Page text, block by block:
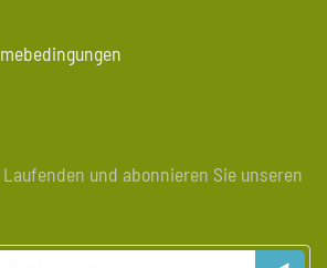
und abonnieren Sie unseren